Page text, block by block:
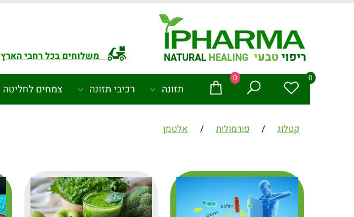
משלוחים בכל רחבי הארץ
0
0
תזונה רכיבי תזונה צמחים לחליטה
קטלוג / פורמולות / אלטמן